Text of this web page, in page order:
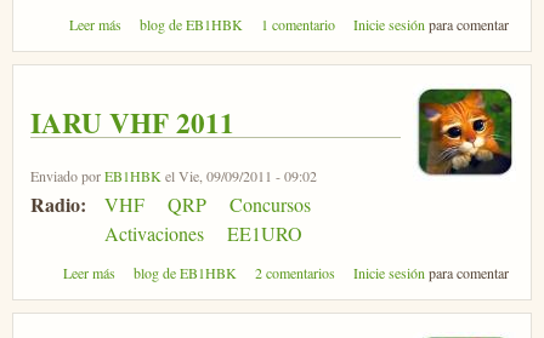
Leer más sobre II Encuentro de Radioafición y Cacharreo
blog de EB1HBK 1 comentario Inicie sesiónpara comentar
IARU VHF 2011
Enviado porEB1HBK el Vie, 09/09/2011 - 09:02
Radio: VHF QRP
Concursos
Activaciones
EE1URO
Leer más sobre IARU VHF 2011
blog de EB1HBK 2 comentarios Inicie sesión para comentar